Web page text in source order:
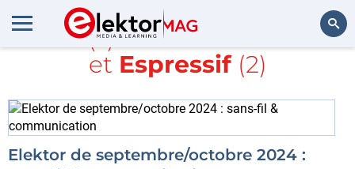
Article(s) avec la balise
LoRa
et Espressif(2)
Elektor de septembre/octobre 2024 :